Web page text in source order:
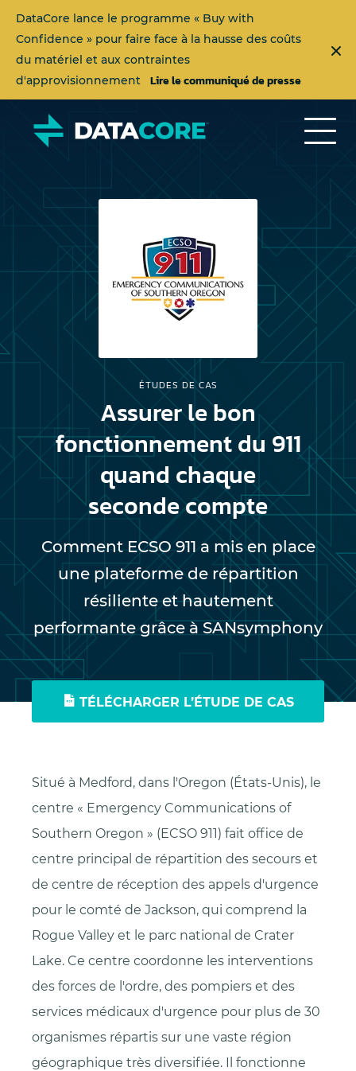
DataCore lance le programme « Buy with
Confidence » pour faire face à la hausse des coûts
du matériel et aux contraintes
d'approvisionnement
Lire le communiqué de presse
ÉTUDES DE CAS
Assurer le bon
fonctionnement du 911
quand chaque
seconde compte
Comment ECSO 911 a mis en place
une plateforme de répartition
résiliente et hautement
performante grâce à SANsymphony
TÉLÉCHARGER L’ÉTUDE DE CAS
Situé à Medford, dans l'Oregon (États-Unis), le
centre « Emergency Communications of
Southern Oregon » (ECSO 911) fait office de
centre principal de répartition des secours et
de centre de réception des appels d'urgence
pour le comté de Jackson, qui comprend la
Rogue Valley et le parc national de Crater
Lake. Ce centre coordonne les interventions
des forces de l'ordre, des pompiers et des
services médicaux d'urgence pour plus de 30
organismes répartis sur une vaste région
géographique très diversifiée. Il fonctionne